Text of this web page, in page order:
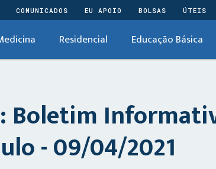
COMUNICADOS EU APOIO BOLSAS ÚTEIS
Residencial Educação Básica
Boletim
- 09/04/2021